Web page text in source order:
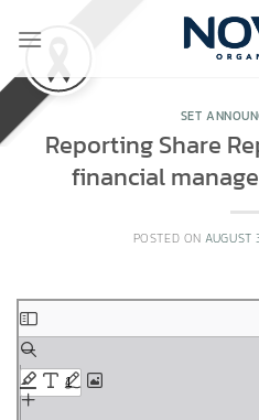
SET
Reporting Share
financial
POSTED ONAUGUST
Skip
to
PDF
content